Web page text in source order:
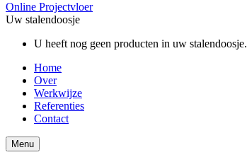
Online Projectvloer
Uw stalendoosje
U heeft nog geen producten in uw stalendoosje.
Home
Over
Werkwijze
Referenties
Contact
Menu